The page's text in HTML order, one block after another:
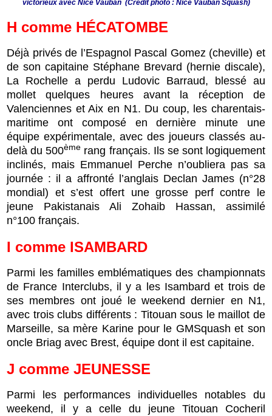
victorieux avec Nice Vauban (Crédit photo : Nice Vauban Squash)
H comme HÉCATOMBE
Déjà privés de l’Espagnol Pascal Gomez (cheville) et
de son capitaine Stéphane Brevard (hernie discale),
La Rochelle a perdu Ludovic Barraud, blessé au
mollet quelques heures avant la réception de
Valenciennes et Aix en N1. Du coup, les charentais-
maritime ont composé en dernière minute une
équipe expérimentale, avec des joueurs classés au-
delà du 500ème rang français. Ils se sont logiquement
inclinés, mais Emmanuel Perche n’oubliera pas sa
journée : il a affronté l’anglais Declan James (n°28
mondial) et s’est offert une grosse perf contre le
jeune Pakistanais Ali Zohaib Hassan, assimilé
n°100 français.
I comme ISAMBARD
Parmi les familles emblématiques des championnats
de France Interclubs, il y a les Isambard et trois de
ses membres ont joué le weekend dernier en N1,
avec trois clubs différents : Titouan sous le maillot de
Marseille, sa mère Karine pour le GMSquash et son
oncle Briag avec Brest, équipe dont il est capitaine.
J comme JEUNESSE
Parmi les performances individuelles notables du
weekend, il y a celle du jeune Titouan Cocheril